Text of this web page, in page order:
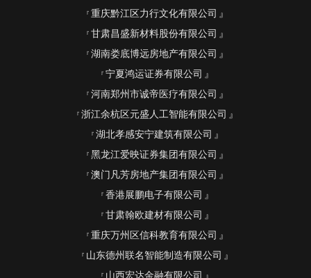
重庆黔江区力行文化有限公司
甘肃昌盛新材料股份有限公司
湖南娄底博远房地产有限公司
宁夏鸿运证券有限公司
河南郑州市诚帝医疗有限公司
浙江余杭区元盛人工智能有限公司
湖北孝感安宁建筑有限公司
黑龙江爱映证券集团有限公司
澳门凡芳房地产集团有限公司
香港展鹏电子有限公司
甘肃翰欧建材有限公司
重庆万州区信科教育有限公司
山东德州联名智能制造有限公司
山西宏达金融有限公司